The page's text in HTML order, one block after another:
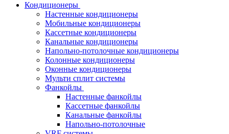
Кондиционеры
Настенные кондиционеры
Мобильные кондиционеры
Кассетные кондиционеры
Канальные кондиционеры
Напольно-потолочные кондиционеры
Колонные кондиционеры
Оконные кондиционеры
Мульти сплит системы
Фанкойлы
Настенные фанкойлы
Кассетные фанкойлы
Канальные фанкойлы
Напольно-потолочные